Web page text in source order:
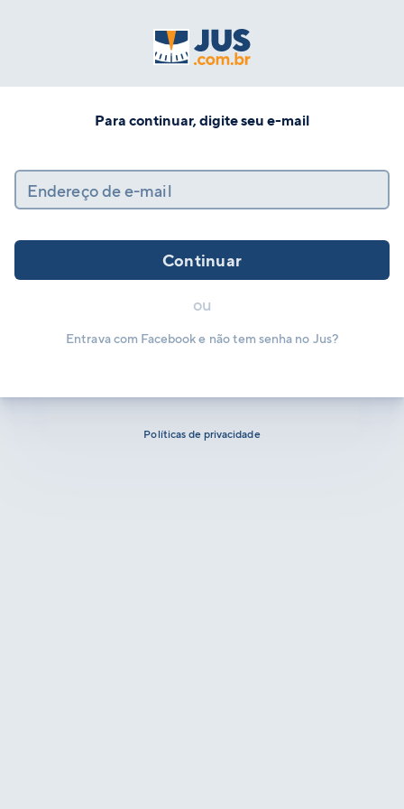
Para continuar, digite seu e-mail
Endereço de e-mail
Continuar
ou
Entrava com Facebook e não tem senha no Jus?
Políticas de privacidade